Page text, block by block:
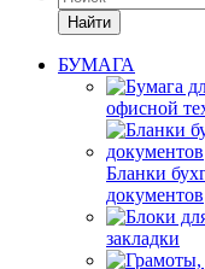
Найти
БУМАГА
офисной
Бланки
документов
закладки